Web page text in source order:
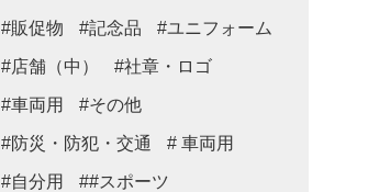
#販促物 #記念品 #ユニフォーム
#店舗（中） #社章・ロゴ
#車両用 #その他
#防災・防犯・交通 # 車両用
#自分用 ##スポーツ